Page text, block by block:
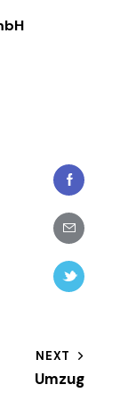
Facebook
Share-
email
Twitter-
NEXT
Umzug